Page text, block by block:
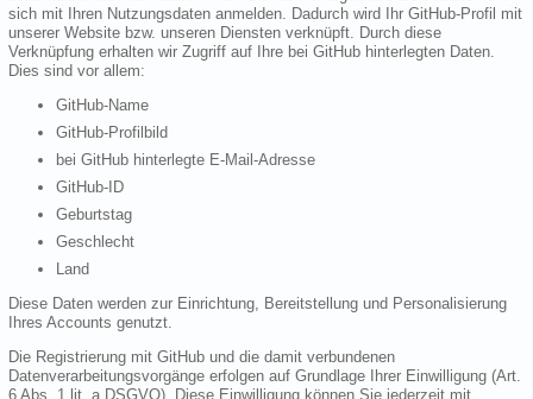
sich mit Ihren Nutzungsdaten anmelden. Dadurch wird Ihr GitHub-Profil mit
unserer Website bzw. unseren Diensten verknüpft. Durch diese
Verknüpfung erhalten wir Zugriff auf Ihre bei GitHub hinterlegten Daten.
Dies sind vor allem:
GitHub-Name
GitHub-Profilbild
bei GitHub hinterlegte E-Mail-Adresse
GitHub-ID
Geburtstag
Geschlecht
Land
Diese Daten werden zur Einrichtung, Bereitstellung und Personalisierung
Ihres Accounts genutzt.
Die Registrierung mit GitHub und die damit verbundenen
Datenverarbeitungsvorgänge erfolgen auf Grundlage Ihrer Einwilligung (Art.
6 Abs. 1 lit. a DSGVO). Diese Einwilligung können Sie jederzeit mit